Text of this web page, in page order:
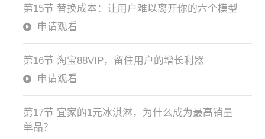
第15节 替换成本：让用户难以离开你的六个模型
申请观看
第16节 淘宝88VIP，留住用户的增长利器
申请观看
第17节 宜家的1元冰淇淋，为什么成为最高销量
单品？